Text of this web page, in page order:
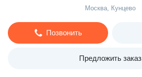
Москва, Кунцево
Позвонить
Предложить заказ